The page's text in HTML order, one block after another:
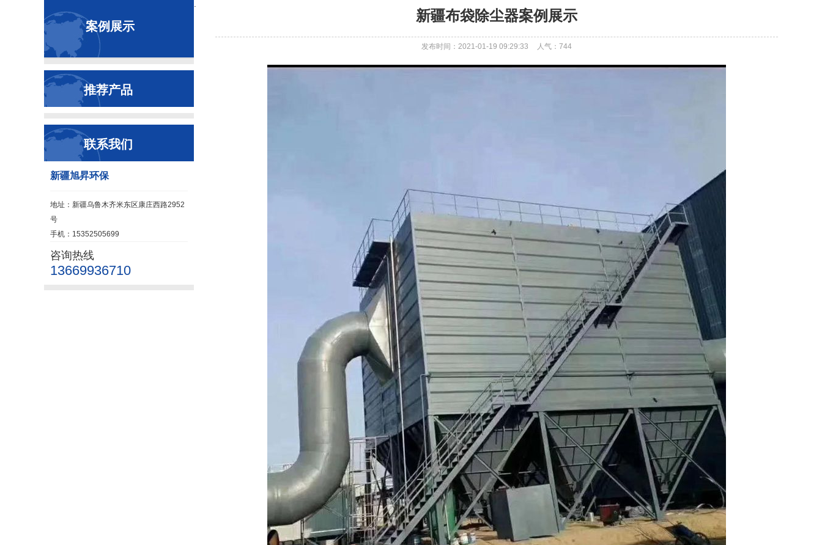
案例展示
推荐产品
联系我们
新疆旭昇环保
地址：新疆乌鲁木齐米东区康庄西路2952
号
手机：15352505699
咨询热线
13669936710
新疆布袋除尘器案例展示
发布时间：2021-01-19 09:29:33 人气： 744